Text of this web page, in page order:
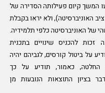
המשך קיום פעילותה הסדירה של
האוניברסיטה), ולא יראו בקבלת
של האוניברסיטה כלפי תלמידיה.
להכניס שינויים בתכנית
על ביטול קורסים, לגביהם יהיה
כאמור, תודיע על כך
בציון התוצאות הנובעות מן